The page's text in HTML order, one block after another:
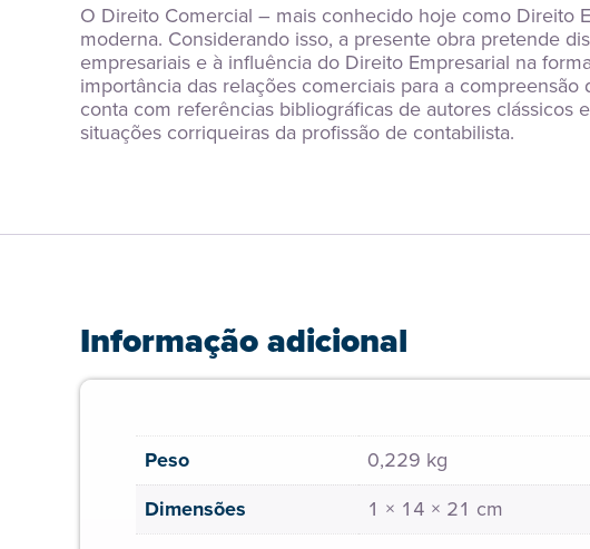
O Direito Comercial – mais conhecido hoje como Direito
moderna. Considerando isso, a presente obra pretende
empresariais e à influência do Direito Empresarial na
importância das relações comerciais para a
conta com referências bibliográficas de autores
situações corriqueiras da profissão de contabilista.
Informação adicional
Peso
0,229 kg
Dimensões
1 × 14 × 21 cm